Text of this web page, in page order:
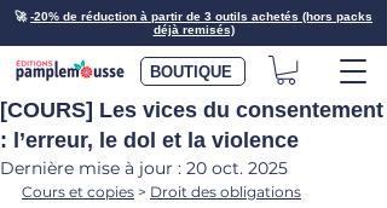
🚀-20% de réduction à partir de 3 outils achetés (hors packs
déjà remisés)
BOUTIQUE
[COURS] Les vices du consentement
: l’erreur, le dol et la violence
Dernière mise à jour : 20 oct. 2025
Cours et copies > Droit des obligations